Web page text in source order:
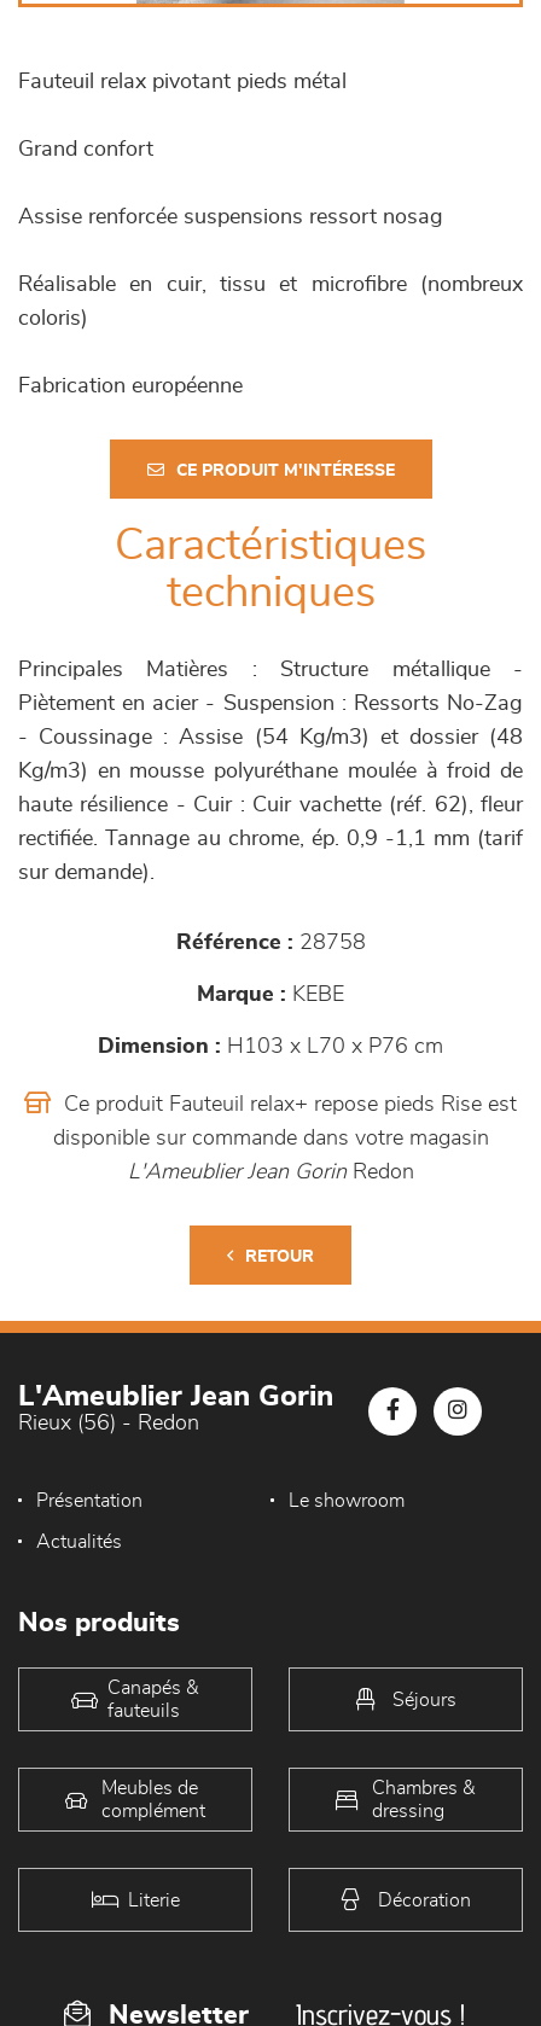
Fauteuil relax pivotant pieds métal
Grand confort
Assise renforcée suspensions ressort nosag
Réalisable en cuir, tissu et microfibre (nombreux
coloris)
Fabrication européenne
CE PRODUIT M'INTÉRESSE
Caractéristiques
techniques
Principales Matières : Structure métallique -
Piètement en acier - Suspension : Ressorts No-Zag
- Coussinage : Assise (54 Kg/m3) et dossier (48
Kg/m3) en mousse polyuréthane moulée à froid de
haute résilience - Cuir : Cuir vachette (réf. 62), fleur
rectifiée. Tannage au chrome, ép. 0,9 -1,1 mm (tarif
sur demande).
Référence : 28758
Marque : KEBE
Dimension : H103 x L70 x P76 cm
Ce produit Fauteuil relax+ repose pieds Rise est
disponible sur commande dans votre magasin
L'Ameublier Jean GorinRedon
RETOUR
L'Ameublier Jean Gorin
Rieux (56) - Redon
Présentation Le showroom
Actualités
Nos produits
Canapés &
fauteuils
Séjours
Meubles de
complément
Chambres &
dressing
Literie Décoration
Newsletter Inscrivez-vous !